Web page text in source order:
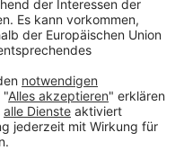
März 24, 2017